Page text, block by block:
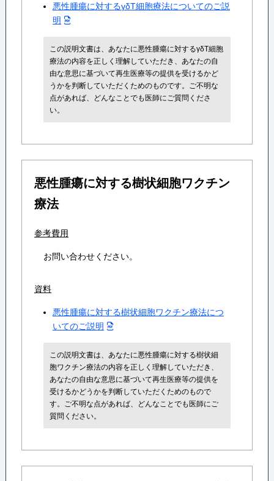
悪性腫瘍に対するγδT細胞療法についてのご説
明
この説明文書は、あなたに悪性腫瘍に対するγδT細胞
療法の内容を正しく理解していただき、あなたの自
由な意思に基づいて再生医療等の提供を受けるかど
うかを判断していただくためのものです。ご不明な
点があれば、どんなことでも医師にご質問くださ
い。
悪性腫瘍に対する樹状細胞ワクチン
療法
参考費用
お問い合わせください。
資料
悪性腫瘍に対する樹状細胞ワクチン療法につ
いてのご説明
この説明文書は、あなたに悪性腫瘍に対する樹状細
胞ワクチン療法の内容を正しく理解していただき、
あなたの自由な意思に基づいて再生医療等の提供を
受けるかどうかを判断していただくためのもので
す。ご不明な点があれば、どんなことでも医師にご
質問ください。